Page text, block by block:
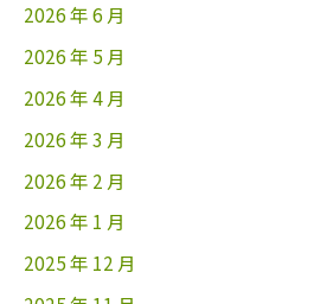
2026 年 6 月
2026 年 5 月
2026 年 4 月
2026 年 3 月
2026 年 2 月
2026 年 1 月
2025 年 12 月